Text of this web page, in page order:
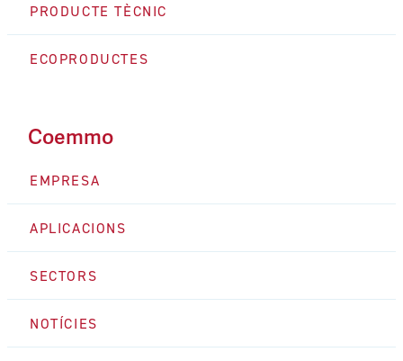
PRODUCTE TÈCNIC
ECOPRODUCTES
Coemmo
EMPRESA
APLICACIONS
SECTORS
NOTÍCIES